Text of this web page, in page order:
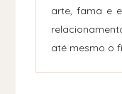
arte, fama e
até mesmo o